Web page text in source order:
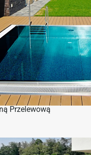
Przelewową